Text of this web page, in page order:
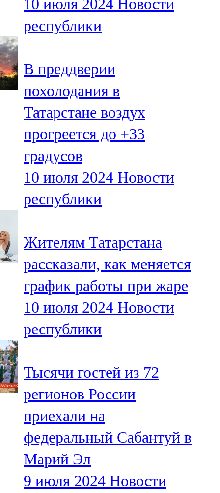
10 июля 2024 Новости
республики
В преддверии
похолодания в
Татарстане воздух
прогреется до +33
градусов
10 июля 2024 Новости
республики
Жителям Татарстана
рассказали, как меняется
график работы при жаре
10 июля 2024 Новости
республики
Тысячи гостей из 72
регионов России
приехали на
федеральный Сабантуй в
Марий Эл
9 июля 2024 Новости